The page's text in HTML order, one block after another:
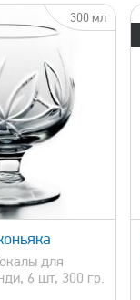
300 мл
для
6 шт, 300 гр.
просмотр